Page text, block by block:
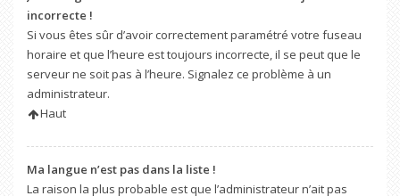
incorrecte !
Si vous êtes sûr d’avoir correctement paramétré votre fuseau
horaire et que l’heure est toujours incorrecte, il se peut que le
serveur ne soit pas à l’heure. Signalez ce problème à un
administrateur.
Haut
Ma langue n’est pas dans la liste !
La raison la plus probable est que l’administrateur n’ait pas